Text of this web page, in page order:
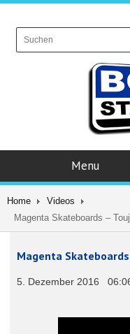
Menu
Home
Videos
Magenta Skateboards –
Magenta
5. Dezember 2016